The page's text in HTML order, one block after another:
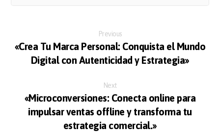
Previous
«Crea Tu Marca Personal: Conquista el Mundo
Digital con Autenticidad y Estrategia»
Next
«Microconversiones: Conecta online para
impulsar ventas offline y transforma tu
estrategia comercial.»